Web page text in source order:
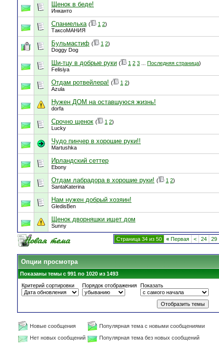
Щенок в беде!
Инканто
Спаниелька ( 1 2)
ТаксоМАНИЯ
Бульмастиф ( 1 2)
Doggy Dog
Ши-тцу в добрые руки ( 1 2 3 Последняя страница)
Felisiya
Отдам ротвейлера! ( 1 2)
Azula
Нужен ДОМ на оставшуюся жизнь!
dorfa
Срочно щенок ( 1 2)
Luсky
Чудо пинчер в хорошие руки!!
Martushka
Ирландский сеттер
Ebony
Отдам лабрадора в хорошие руки! ( 1 2)
SantaKaterina
Нам нужен добрый хозяин!
GledisBen
Щенок дворняшки ищет дом
Sunny
Страница 34 из 50 « Первая < 24 29
Опции просмотра
Показаны темы с 991 по 1020 из 1493
Критерий сортировки
Порядок отображения Показать
Новые сообщения
Популярная тема с новыми сообщениями
Нет новых сообщений
Популярная тема без новых сообщений